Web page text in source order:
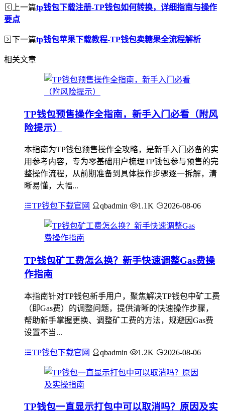
上一篇tp钱包下载注册-TP钱包如何转换，详细指南与操作
要点
下一篇tp钱包苹果下载教程-TP钱包卖糖果全流程解析
相关文章
TP钱包预售操作全指南，新手入门必看（附风
险提示）
本指南为TP钱包预售操作全攻略，是新手入门必备的实
用参考内容，专为零基础用户梳理TP钱包参与预售的完
整操作流程，从前期准备到具体操作步骤逐一拆解，清
晰易懂，大幅...
TP钱包下载官网 qbadmin 1.1K 2026-08-06
TP钱包矿工费怎么换？新手快速调整Gas费操
作指南
本指南针对TP钱包新手用户，聚焦解决TP钱包中矿工费
（即Gas费）的调整问题，提供清晰的快速操作步骤，
帮助新手掌握更换、调整矿工费的方法，规避因Gas费
设置不当...
TP钱包下载官网 qbadmin 1.2K 2026-08-06
TP钱包一直显示打包中可以取消吗？原因及实